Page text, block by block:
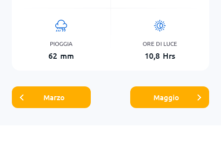
PIOGGIA
62 mm
ORE DI LUCE
10,8 Hrs
Marzo Maggio